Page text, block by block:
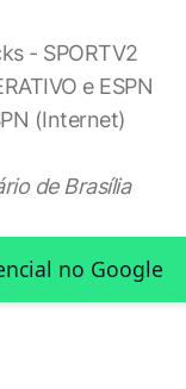
- SPORTV2
e ESPN
(Internet)
de Brasília
no Google